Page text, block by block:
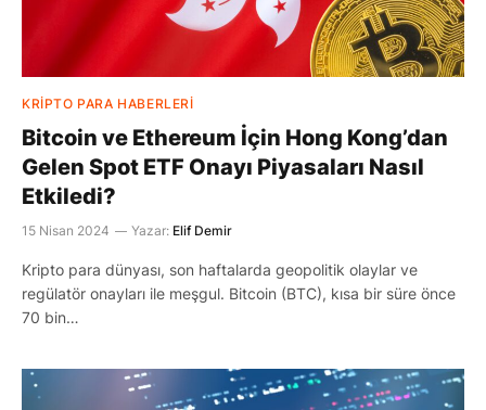
KRIPTO PARA HABERLERI
Bitcoin ve Ethereum İçin Hong Kong’dan
Gelen Spot ETF Onayı Piyasaları Nasıl
Etkiledi?
15 Nisan 2024 Yazar: Elif Demir
Kripto para dünyası, son haftalarda geopolitik olaylar ve
regülatör onayları ile meşgul. Bitcoin (BTC), kısa bir süre önce
70 bin…